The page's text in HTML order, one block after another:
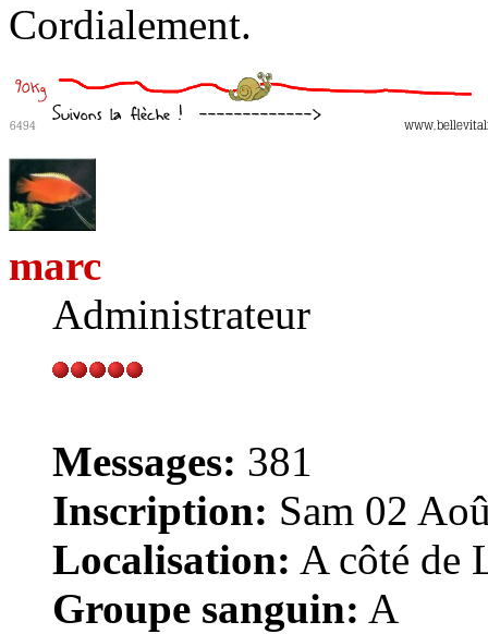
Cordialement.
marc
Administrateur
Messages: 381
Inscription: Sam 02
Localisation: A côté de
Groupe sanguin: A